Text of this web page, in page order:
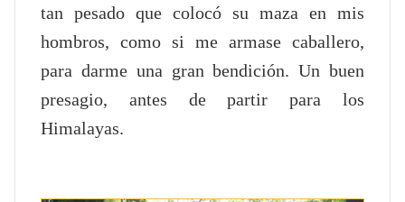
tan pesado que colocó su maza en mis
hombros, como si me armase caballero,
para darme una gran bendición. Un buen
presagio, antes de partir para los
Himalayas.